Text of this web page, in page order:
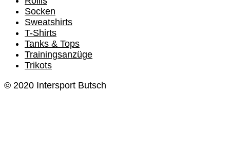
Socken
Sweatshirts
T-Shirts
Tanks & Tops
Trainingsanzüge
Trikots
© 2020 Intersport Butsch